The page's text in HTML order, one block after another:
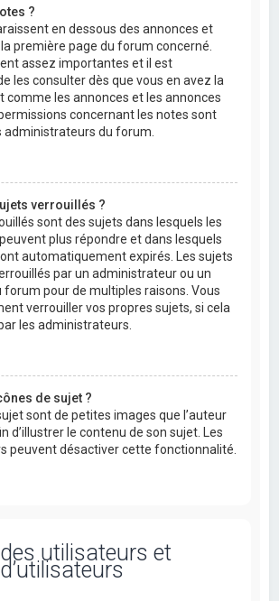
?
en dessous des annonces et
première page du forum concerné.
assez importantes et il est
les consulter dès que vous en avez la
comme les annonces et les annonces
concernant les notes sont
administrateurs du forum.
verrouillés ?
sont des sujets dans lesquels les
plus répondre et dans lesquels
automatiquement expirés. Les sujets
par un administrateur ou un
pour de multiples raisons. Vous
verrouiller vos propres sujets, si cela
les administrateurs.
de sujet ?
sont de petites images que l’auteur
d’illustrer le contenu de son sujet. Les
peuvent désactiver cette fonctionnalité.
utilisateurs et